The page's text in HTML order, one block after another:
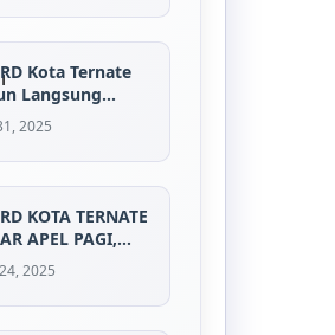
Kota Ternate
Langsung
Penagi...
2025
KOTA TERNATE
APEL PAGI,
DISIPLI...
2025